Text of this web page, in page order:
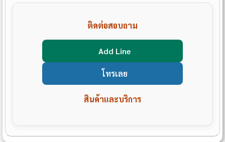
ติดต่อสอบถาม
Add Line
โทรเลย
สินค้าและบริการ